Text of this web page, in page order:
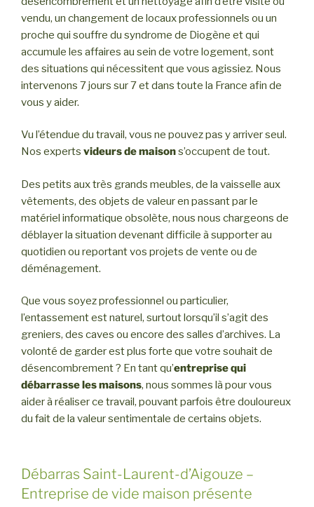
vendu, un changement de locaux professionnels ou un
proche qui souffre du syndrome de Diogène et qui
accumule les affaires au sein de votre logement, sont
des situations qui nécessitent que vous agissiez. Nous
intervenons 7 jours sur 7 et dans toute la France afin de
vous y aider.
Vu l’étendue du travail, vous ne pouvez pas y arriver seul.
Nos experts videurs de maisons’occupent de tout.
Des petits aux très grands meubles, de la vaisselle aux
vêtements, des objets de valeur en passant par le
matériel informatique obsolète, nous nous chargeons de
déblayer la situation devenant difficile à supporter au
quotidien ou reportant vos projets de vente ou de
déménagement.
Que vous soyez professionnel ou particulier,
l’entassement est naturel, surtout lorsqu’il s’agit des
greniers, des caves ou encore des salles d’archives. La
volonté de garder est plus forte que votre souhait de
désencombrement ? En tant qu’entreprise qui
débarrasse les maisons, nous sommes là pour vous
aider à réaliser ce travail, pouvant parfois être douloureux
du fait de la valeur sentimentale de certains objets.
Débarras Saint-Laurent-d’Aigouze –
Entreprise de vide maison présente